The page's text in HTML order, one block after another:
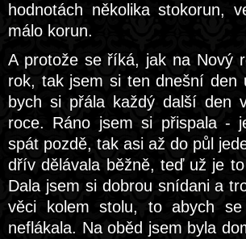
hodnotách několika stokorun,
málo korun.
A protože se říká, jak na Nový
rok, tak jsem si ten dnešní den
bych si přála každý další den
roce. Ráno jsem si přispala -
spát pozdě, tak asi až do půl
dřív dělávala běžně, teď už je
Dala jsem si dobrou snídani a
věci kolem stolu, to abych
neflákala. Na oběd jsem byla